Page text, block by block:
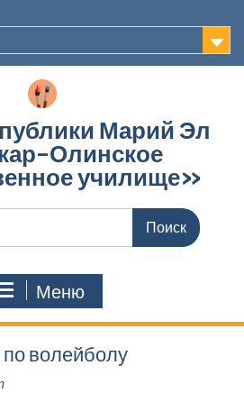
Марий Эл
Олинское
училище»
Меню
волейболу